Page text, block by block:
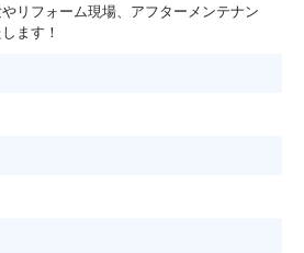
リフォーム現場、アフターメンテナン
ます！